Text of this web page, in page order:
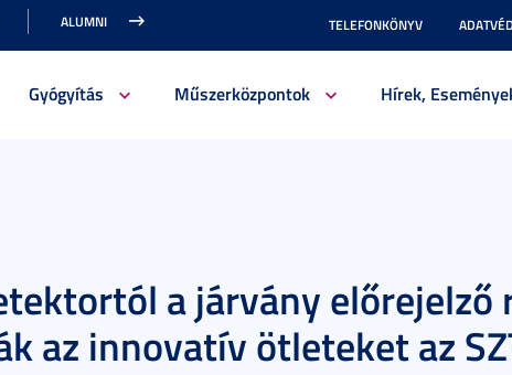
ALUMNI TELEFONKÖNYV
Gyógyítás Műszerközpontok Hírek,
a járvány előrejelző
az innovatív ötleteket az